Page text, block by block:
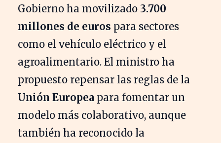
Gobierno ha movilizado 3.700
millones de euros para sectores
como el vehículo eléctrico y el
agroalimentario. El ministro ha
propuesto repensar las reglas de la
Unión Europea para fomentar un
modelo más colaborativo, aunque
también ha reconocido la